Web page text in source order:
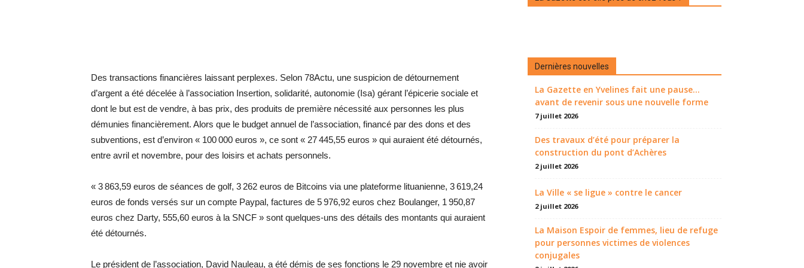
Des transactions financières laissant perplexes. Selon 78Actu, une suspicion de détournement
d’argent a été décelée à l’association Insertion, solidarité, autonomie (Isa) gérant l’épicerie sociale et
dont le but est de vendre, à bas prix, des produits de première nécessité aux personnes les plus
démunies financièrement. Alors que le budget annuel de l’association, financé par des dons et des
subventions, est d’environ « 100 000 euros », ce sont « 27 445,55 euros » qui auraient été détournés,
entre avril et novembre, pour des loisirs et achats ­personnels.
« 3 863,59 euros de séances de golf, 3 262 euros de Bitcoins via une plateforme lituanienne, 3 619,24
euros de fonds versés sur un compte Paypal, factures de 5 976,92 euros chez Boulanger, 1 950,87
euros chez Darty, 555,60 euros à la SNCF » sont quelques-uns des détails des ­montants qui ­auraient
été ­détournés.
Le président de l’association, David Nauleau, a été démis de ses fonctions le 29 novembre et nie avoir
Dernières nouvelles
La Gazette en Yvelines fait une pause...
avant de revenir sous une nouvelle forme
7 juillet 2026
Des travaux d’été pour préparer la
construction du pont d’Achères
2 juillet 2026
La Ville « se ligue » contre le cancer
2 juillet 2026
La Maison Espoir de femmes, lieu de refuge
pour personnes victimes de violences
conjugales